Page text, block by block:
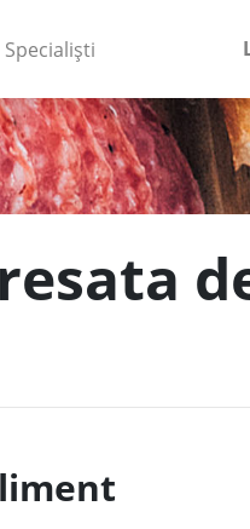
Specialiști